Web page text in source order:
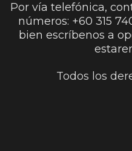
Por vía telefónica,
números: +60 315
bien escríbenos a
Todos los